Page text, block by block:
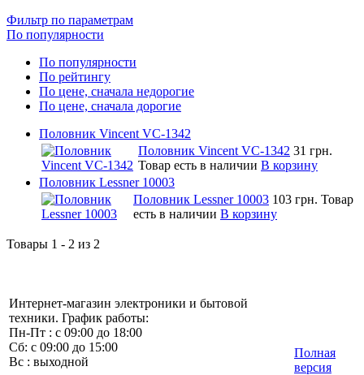
Фильтр по параметрам
По популярности
По популярности
По рейтингу
По цене, сначала недорогие
По цене, сначала дорогие
Половник Vincent VC-1342
Половник Vincent VC-1342 31 грн.
Товар есть в наличии В корзину
Половник Lessner 10003
Половник Lessner 10003 103 грн. Товар
есть в наличии В корзину
Товары 1 - 2 из 2
Интернет-магазин электроники и бытовой
техники. График работы:
Пн-Пт : с 09:00 до 18:00
Сб: с 09:00 до 15:00
Вс : выходной
Полная
версия